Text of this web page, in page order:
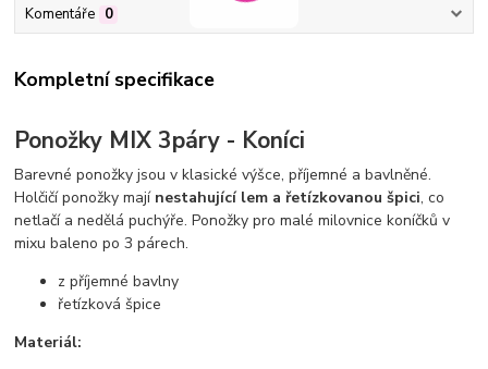
Komentáře 0
Kompletní specifikace
Ponožky MIX 3páry - Koníci
Barevné ponožky jsou v klasické výšce, příjemné a bavlněné.
Holčičí ponožky mají nestahující lem a řetízkovanou špici, co
netlačí a nedělá puchýře. Ponožky pro malé milovnice koníčků v
mixu baleno po 3 párech.
z příjemné bavlny
řetízková špice
Materiál: